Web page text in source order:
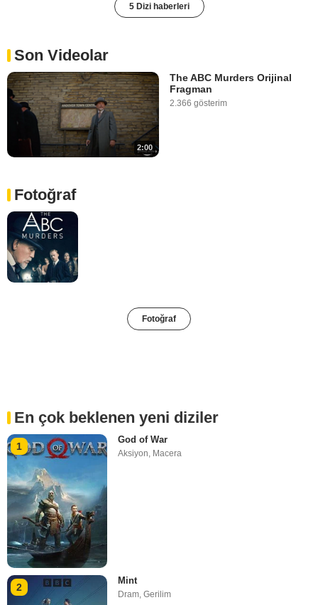
5 Dizi haberleri
Son Videolar
2:00
The ABC Murders Orijinal
Fragman
2.366 gösterim
Fotoğraf
Fotoğraf
En çok beklenen yeni diziler
1
God of War
Aksiyon Macera
2
Mint
Dram,Gerilim